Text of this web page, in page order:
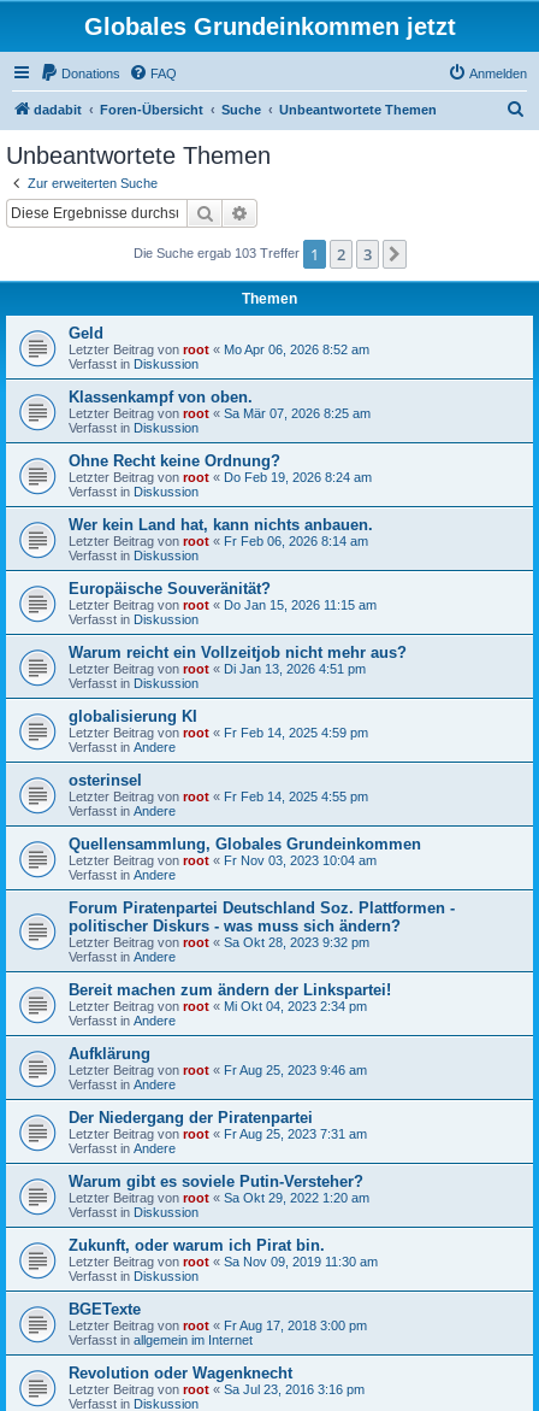
Globales Grundeinkommen jetzt
Donations FAQ Anmelden
dadabit Foren-Übersicht Suche Unbeantwortete Themen
Unbeantwortete Themen
Zur erweiterten Suche
Suche
Die Suche ergab 103 Treffer 1 2 3
Themen
Geld
Letzter Beitrag von root « Mo Apr 06, 2026 8:52 am
Verfasst in Diskussion
Klassenkampf von oben.
Letzter Beitrag von root « Sa Mär 07, 2026 8:25 am
Verfasst in Diskussion
Ohne Recht keine Ordnung?
Letzter Beitrag von root « Do Feb 19, 2026 8:24 am
Verfasst in Diskussion
Wer kein Land hat, kann nichts anbauen.
Letzter Beitrag von root « Fr Feb 06, 2026 8:14 am
Verfasst in Diskussion
Europäische Souveränität?
Letzter Beitrag von root « Do Jan 15, 2026 11:15 am
Verfasst in Diskussion
Warum reicht ein Vollzeitjob nicht mehr aus?
Letzter Beitrag von root « Di Jan 13, 2026 4:51 pm
Verfasst in Diskussion
globalisierung KI
Letzter Beitrag von root « Fr Feb 14, 2025 4:59 pm
Verfasst in Andere
osterinsel
Letzter Beitrag von root « Fr Feb 14, 2025 4:55 pm
Verfasst in Andere
Quellensammlung, Globales Grundeinkommen
Letzter Beitrag von root « Fr Nov 03, 2023 10:04 am
Verfasst in Andere
Forum Piratenpartei Deutschland Soz. Plattformen -
politischer Diskurs - was muss sich ändern?
Letzter Beitrag von root « Sa Okt 28, 2023 9:32 pm
Verfasst in Andere
Bereit machen zum ändern der Linkspartei!
Letzter Beitrag von root « Mi Okt 04, 2023 2:34 pm
Verfasst in Andere
Aufklärung
Letzter Beitrag von root « Fr Aug 25, 2023 9:46 am
Verfasst in Andere
Der Niedergang der Piratenpartei
Letzter Beitrag von root « Fr Aug 25, 2023 7:31 am
Verfasst in Andere
Warum gibt es soviele Putin-Versteher?
Letzter Beitrag von root « Sa Okt 29, 2022 1:20 am
Verfasst in Diskussion
Zukunft, oder warum ich Pirat bin.
Letzter Beitrag von root « Sa Nov 09, 2019 11:30 am
Verfasst in Diskussion
BGETexte
Letzter Beitrag von root « Fr Aug 17, 2018 3:00 pm
Verfasst in allgemein im Internet
Revolution oder Wagenknecht
Letzter Beitrag von root « Sa Jul 23, 2016 3:16 pm
Verfasst in Diskussion